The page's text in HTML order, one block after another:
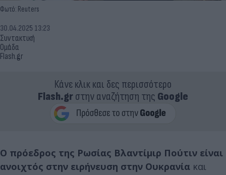
Φωτό: Reuters
Συντακτική
Ομάδα
Flash.gr
30.04.2025 13:23
Κάνε κλικ και δες περισσότερο
Flash.grστην αναζήτηση της Google
Ο πρόεδρος της Ρωσίας Βλαντίμιρ Πούτιν είναι
ανοιχτός στην ειρήνευση στην Ουκρανία και